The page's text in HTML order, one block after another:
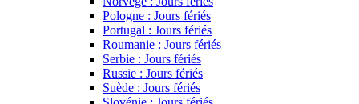
Pologne : Jours fériés
Portugal : Jours fériés
Roumanie : Jours fériés
Serbie : Jours fériés
Russie : Jours fériés
Suède : Jours fériés